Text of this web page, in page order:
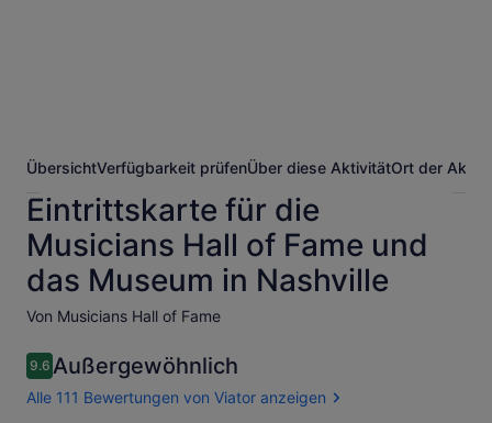
ÜbersichtVerfügbarkeit prüfenÜber diese AktivitätOrt der
Eintrittskarte für die
Musicians Hall of Fame und
das Museum in Nashville
Von Musicians Hall of Fame
9.69.6 von 10
Außergewöhnlich
Alle 111 Bewertungen von Viator anzeigen